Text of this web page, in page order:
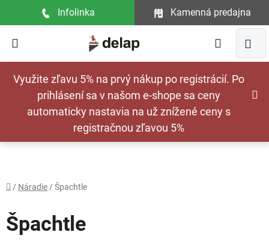
Využite zľavu 5% na prvý nákup po registrácií. Po
prihlásení sa v našom e-shope sa ceny
automaticky nastavia na už znížené ceny s
registračnou zľavou 5%
Infolinka Kamenná predajna
Hľadať
Domov
/ Náradie / Špachtle
Špachtle